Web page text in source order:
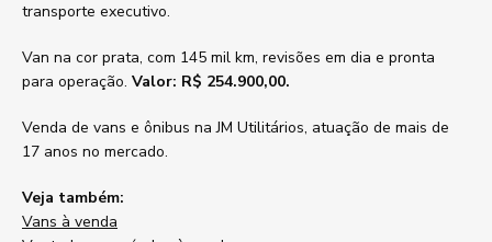
transporte executivo.
Van na cor prata, com 145 mil km, revisões em dia e pronta
para operação. Valor: R$ 254.900,00.
Venda de vans e ônibus na JM Utilitários, atuação de mais de
17 anos no mercado.
Veja também:
Vans à venda